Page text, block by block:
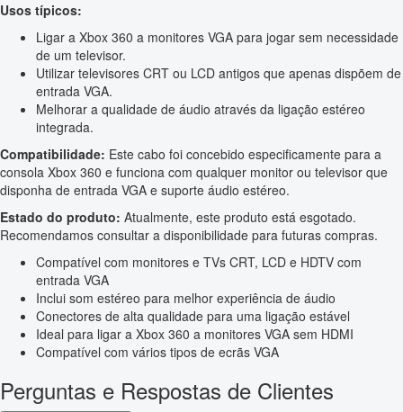
Usos típicos:
Ligar a Xbox 360 a monitores VGA para jogar sem necessidade
de um televisor.
Utilizar televisores CRT ou LCD antigos que apenas dispõem de
entrada VGA.
Melhorar a qualidade de áudio através da ligação estéreo
integrada.
Compatibilidade: Este cabo foi concebido especificamente para a
consola Xbox 360 e funciona com qualquer monitor ou televisor que
disponha de entrada VGA e suporte áudio estéreo.
Estado do produto: Atualmente, este produto está esgotado.
Recomendamos consultar a disponibilidade para futuras compras.
Compatível com monitores e TVs CRT, LCD e HDTV com
entrada VGA
Inclui som estéreo para melhor experiência de áudio
Conectores de alta qualidade para uma ligação estável
Ideal para ligar a Xbox 360 a monitores VGA sem HDMI
Compatível com vários tipos de ecrãs VGA
Perguntas e Respostas de Clientes